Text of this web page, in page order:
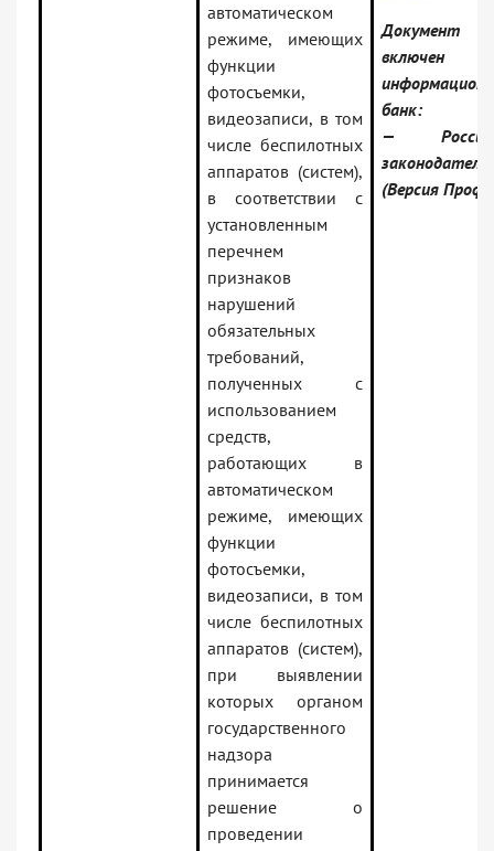
автоматическом
режиме, имеющих
функции
фотосъемки,
видеозаписи, в том
числе беспилотных
аппаратов (систем),
в соответствии с
установленным
перечнем
признаков
нарушений
обязательных
требований,
полученных с
использованием
средств,
работающих в
автоматическом
режиме, имеющих
функции
фотосъемки,
видеозаписи, в том
числе беспилотных
аппаратов (систем),
при выявлении
которых органом
государственного
надзора
принимается
решение о
проведении
Документ
банк:
—
(Версия Проф)